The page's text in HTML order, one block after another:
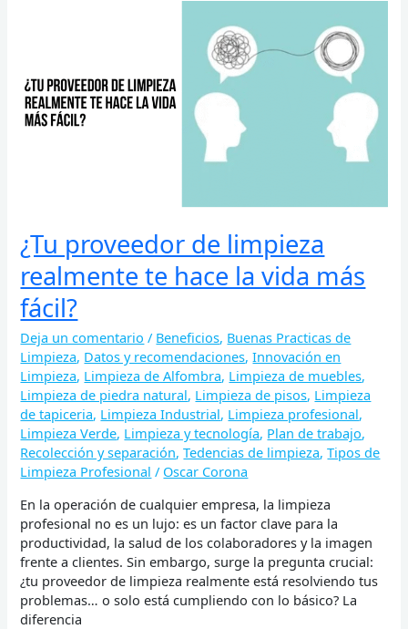
¿Tu proveedor de limpieza
realmente te hace la vida más
fácil?
Deja un comentario / Beneficios, Buenas Practicas de
Limpieza, Datos y recomendaciones,Innovación en
Limpieza, Limpieza de Alfombra, Limpieza de muebles,
Limpieza de piedra natural, Limpieza de pisos, Limpieza
de tapiceria, Limpieza Industrial, Limpieza profesional,
Limpieza Verde, Limpieza y tecnología, Plan de trabajo,
Recolección y separación,Tedencias de limpieza,Tipos de
Limpieza Profesional / Oscar Corona
En la operación de cualquier empresa, la limpieza
profesional no es un lujo: es un factor clave para la
productividad, la salud de los colaboradores y la imagen
frente a clientes. Sin embargo, surge la pregunta crucial:
¿tu proveedor de limpieza realmente está resolviendo tus
problemas… o solo está cumpliendo con lo básico? La
diferencia
realmente
te
hace